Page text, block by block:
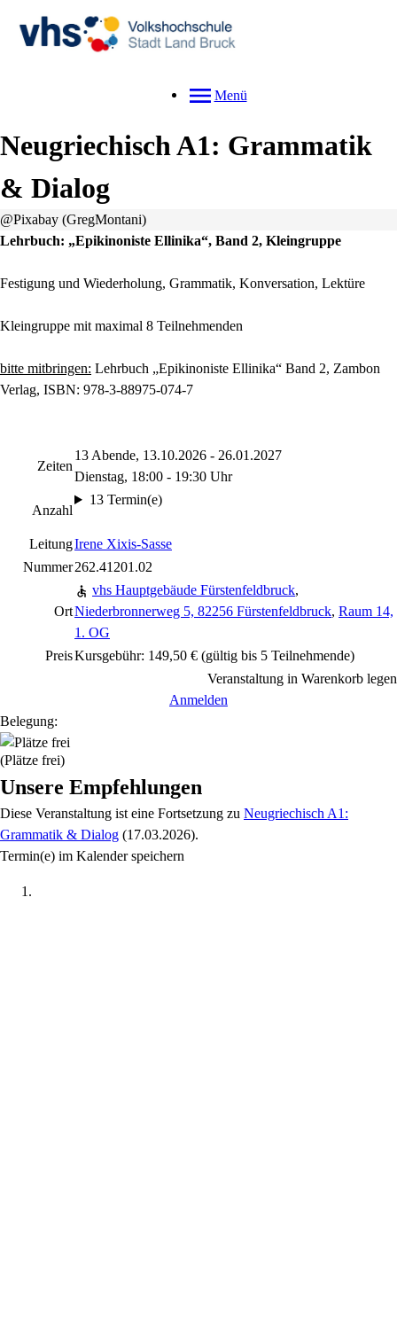
Menü
Neugriechisch A1: Grammatik
& Dialog
@Pixabay (GregMontani)
Lehrbuch: „Epikinoniste Ellinika“, Band 2, Kleingruppe
Festigung und Wiederholung, Grammatik, Konversation, Lektüre
Kleingruppe mit maximal 8 Teilnehmenden
bitte mitbringen: Lehrbuch „Epikinoniste Ellinika“ Band 2, Zambon
Verlag, ISBN: 978-3-88975-074-7
Zeiten
13 Abende, 13.10.2026 - 26.01.2027
Dienstag, 18:00 - 19:30 Uhr
Anzahl
13 Termin(e)
LeitungIrene Xixis-Sasse
Nummer262.41201.02
Ort
vhs Hauptgebäude Fürstenfeldbruck,
Niederbronnerweg 5, 82256 Fürstenfeldbruck, Raum 14,
1. OG
PreisKursgebühr: 149,50 € (gültig bis 5 Teilnehmende)
Veranstaltung in Warenkorb legen
Anmelden
Belegung:
(Plätze frei)
Unsere Empfehlungen
Diese Veranstaltung ist eine Fortsetzung zu Neugriechisch A1:
Grammatik & Dialog (17.03.2026).
Termin(e) im Kalender speichern